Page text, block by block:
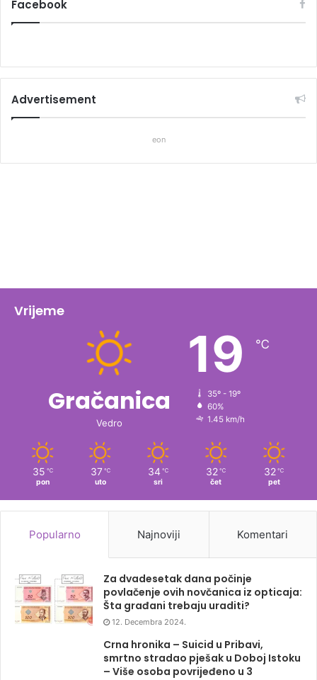
Facebook
Advertisement
eon
Vrijeme
Gračanica
Vedro
19 ℃
35º - 19º
60%
1.45 km/h
35 ℃
pon
37 ℃
uto
34 ℃
sri
32 ℃
čet
32 ℃
pet
Popularno Najnoviji Komentari
Za dvadesetak dana počinje
povlačenje ovih novčanica iz opticaja:
Šta građani trebaju uraditi?
12. Decembra 2024.
Crna hronika – Suicid u Pribavi,
smrtno stradao pješak u Doboj Istoku
– Više osoba povrijeđeno u 3